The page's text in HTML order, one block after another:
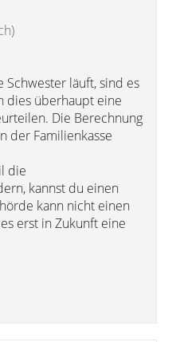
läuft, sind es
dies überhaupt eine
Die Berechnung
der Familienkasse
die
kannst du einen
kann nicht einen
erst in Zukunft eine